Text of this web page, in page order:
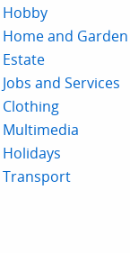
Hobby
Home and Garden
Estate
Jobs and Services
Clothing
Multimedia
Holidays
Transport